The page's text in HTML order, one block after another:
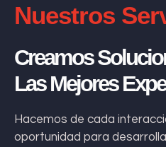
Nuestros
Creamos
Las Mejores
Hacemos de cada
oportunidad para